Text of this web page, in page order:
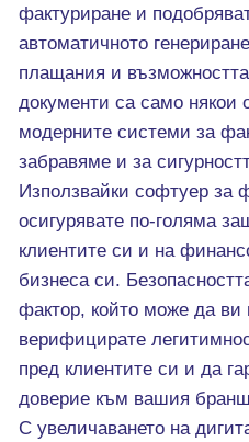
фактуриране и
автоматичното
плащания и
документи са само някои
модерните системи за
забравяме и за
Използвайки софтуер за
осигурявате по-голяма
клиентите си и на
бизнеса си.
фактор, който може да ви
верифицирате
пред клиентите си и да
доверие към вашия
С увеличаването на